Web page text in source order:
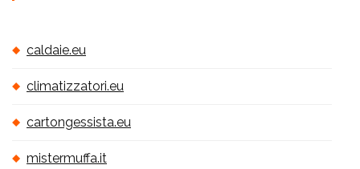
caldaie.eu
climatizzatori.eu
cartongessista.eu
mistermuffa.it